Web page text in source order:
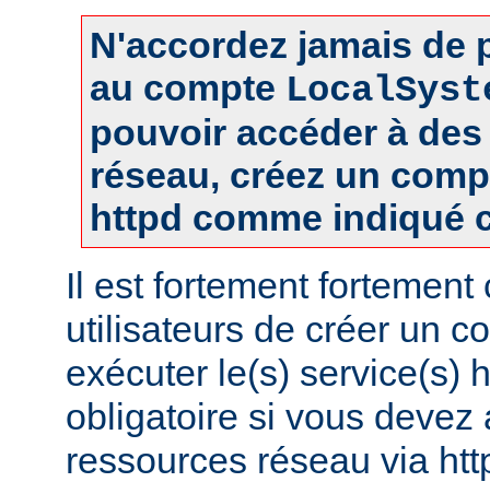
N'accordez jamais de
au compte
pouvoir accéder à
réseau, créez un
httpd comme indiqué
Il est fortement
utilisateurs de créer un
exécuter le(s) service(s)
obligatoire si vous devez
ressources réseau via